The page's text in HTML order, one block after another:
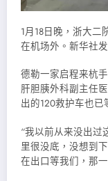
1月18日晚，浙大
在机场外。新华社发
德勒一家启程来杭
肝胆胰外科副主任
出的120救护车也已
“我以前从来没出过
里很没底，没想到
在出口等我们，那